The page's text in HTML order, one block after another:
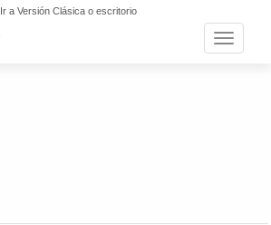
Ir a Versión Clásica o escritorio
Toggle